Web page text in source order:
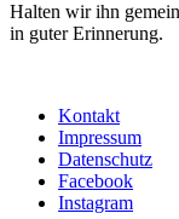
Halten wir ihn
in guter Erinnerung.
Kontakt
Impressum
Datenschutz
Facebook
Instagram